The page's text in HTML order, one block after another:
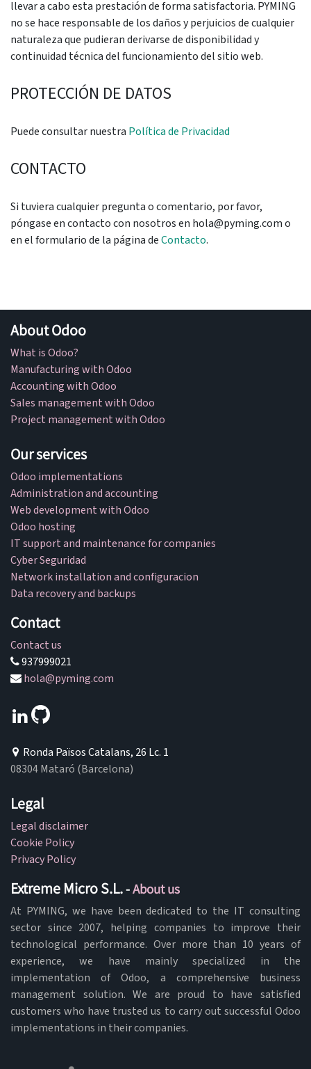
llevar a cabo esta prestación de forma satisfactoria. PYMING
no se hace responsable de los daños y perjuicios de cualquier
naturaleza que pudieran derivarse de disponibilidad y
continuidad técnica del funcionamiento del sitio web.
PROTECCIÓN DE DATOS
Puede consultar nuestra Política de Privacidad
CONTACTO
Si tuviera cualquier pregunta o comentario, por favor,
póngase en contacto con nosotros en hola@pyming.com o
en el formulario de la página deContacto.
About Odoo
What is Odoo?
Manufacturing with Odoo
Accounting with Odoo
Sales management with Odoo
Project management with Odoo
Our services
Odoo implementations
Administration and accounting
Web development with Odoo
Odoo hosting
IT support and maintenance for companies
Cyber Seguridad
Network installation and configuracion
Data recovery and backups
Contact
Contact us
937999021
hola@pyming.com
Ronda Països Catalans, 26 Lc. 1
08304 Mataró (Barcelona)
Legal
Legal disclaimer
Cookie Policy
Privacy Policy
Extreme Micro S.L.-About us
At PYMING, we have been dedicated to the IT consulting
sector since 2007, helping companies to improve their
technological performance. Over more than 10 years of
experience, we have mainly specialized in the
implementation of Odoo, a comprehensive business
management solution. We are proud to have satisfied
customers who have trusted us to carry out successful Odoo
implementations in their companies.